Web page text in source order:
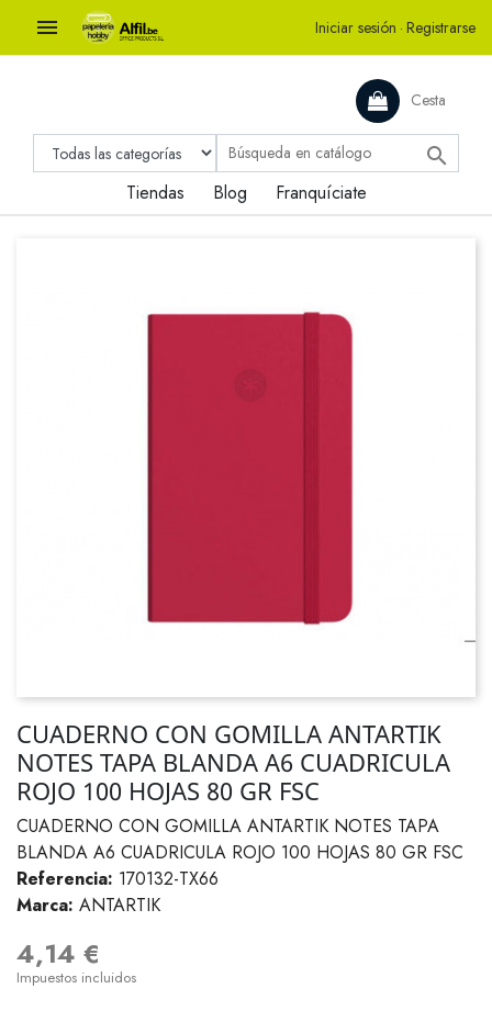
 Iniciar sesión · Registrarse
Cesta

Tiendas Blog Franquíciate
CUADERNO CON GOMILLA ANTARTIK
NOTES TAPA BLANDA A6 CUADRICULA
ROJO 100 HOJAS 80 GR FSC
CUADERNO CON GOMILLA ANTARTIK NOTES TAPA
BLANDA A6 CUADRICULA ROJO 100 HOJAS 80 GR FSC
Referencia: 170132-TX66
Marca: ANTARTIK
4,14 €
Impuestos incluidos